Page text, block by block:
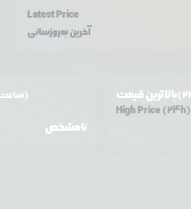
Latest Price
آخرین به‌روزسانی
(24 ساعت)
نامشخص
بالاترین قیمت
High Price (24h)